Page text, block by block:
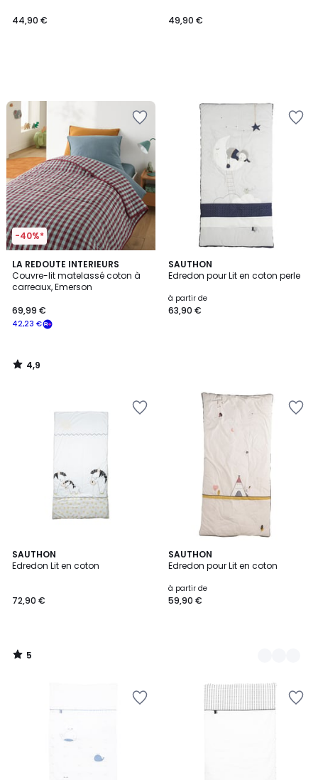
44,90 € 49,90 €
-40%*
LA REDOUTE INTERIEURS
Couvre-lit matelassé coton à
carreaux, Emerson
42,23 €
69,99 €
4,9
/ 5
4,9
/
SAUTHON
Edredon pour Lit en coton perle
à partir de
63,90 €
SAUTHON
Edredon Lit en coton
72,90 €
5
/
5
/
SAUTHON
Edredon pour Lit en coton
à partir de
59,90 €
4
Couleurs